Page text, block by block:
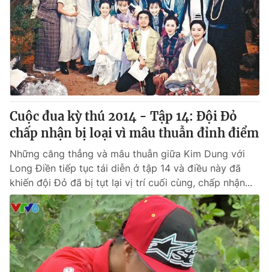
® Cấm sao chép dưới mọi hình thức nếu không có sự chấp
thông tin từ website này.
Cuộc đua kỳ thú 2014 - Tập 14: Đội Đỏ
chấp nhận bị loại vì mâu thuẫn đỉnh điểm
Những căng thẳng và mâu thuẫn giữa Kim Dung với
Long Điền tiếp tục tái diễn ở tập 14 và điều này đã
khiến đội Đỏ đã bị tụt lại vị trí cuối cùng, chấp nhận...